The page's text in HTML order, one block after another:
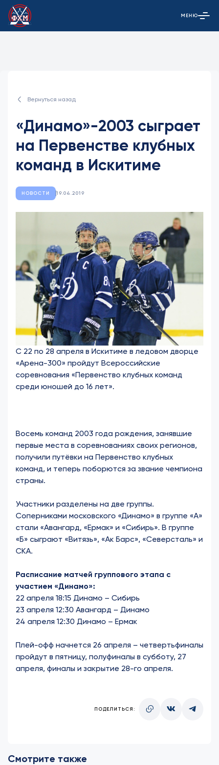
Открыть
МЕНЮ
Вернуться назад
«Динамо»-2003 сыграет
на Первенстве клубных
команд в Искитиме
НОВОСТИ 19.04.2019
С 22 по 28 апреля в Искитиме в ледовом дворце
«Арена-300» пройдут Всероссийские
соревнования «Первенство клубных команд
среди юношей до 16 лет».
Восемь команд 2003 года рождения, занявшие
первые места в соревнованиях своих регионов,
получили путёвки на Первенство клубных
команд, и теперь поборются за звание чемпиона
страны.
Участники разделены на две группы.
Соперниками московского «Динамо» в группе «А»
стали «Авангард, «Ермак» и «Сибирь». В группе
«Б» сыграют «Витязь», «Ак Барс», «Северсталь» и
СКА.
Расписание матчей группового этапа с
участием «Динамо»:
22 апреля 18:15 Динамо – Сибирь
23 апреля 12:30 Авангард – Динамо
24 апреля 12:30 Динамо – Ермак
Плей-офф начнется 26 апреля – четвертьфиналы
пройдут в пятницу, полуфиналы в субботу, 27
апреля, финалы и закрытие 28-го апреля.
ПОДЕЛИТЬСЯ:
Смотрите также